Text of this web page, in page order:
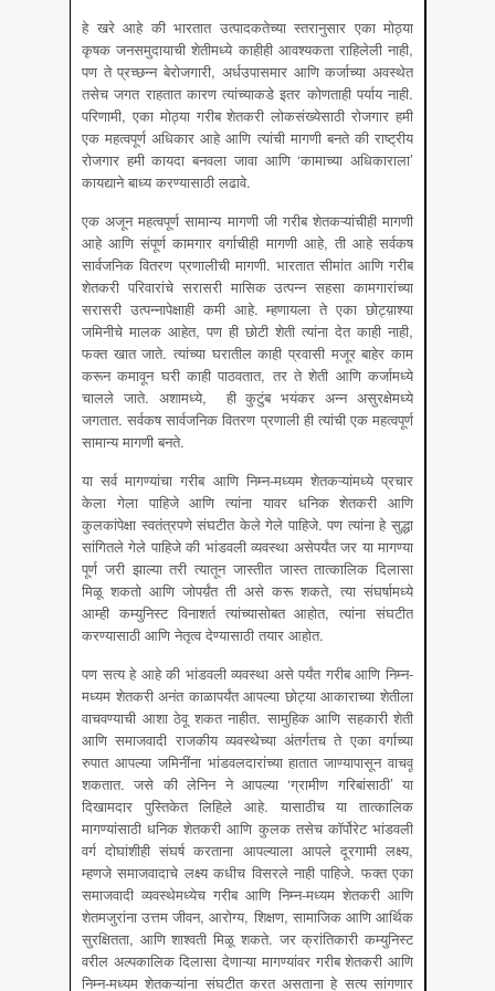
हे खरे आहे की भारतात उत्पादकतेच्या स्तरानुसार एका मोठ्या
कृषक जनसमुदायाची शेतीमध्ये काहीही आवश्यकता राहिलेली नाही,
पण ते प्रच्छन्न बेरोजगारी, अर्धउपासमार आणि कर्जाच्या अवस्थेत
तसेच जगत राहतात कारण त्यांच्याकडे इतर कोणताही पर्याय नाही.
परिणामी, एका मोठ्या गरीब शेतकरी लोकसंख्येसाठी रोजगार हमी
एक महत्वपूर्ण अधिकार आहे आणि त्यांची मागणी बनते की राष्ट्रीय
रोजगार हमी कायदा बनवला जावा आणि ‘कामाच्या अधिकाराला’
कायद्याने बाध्य करण्यासाठी लढावे.
एक अजून महत्वपूर्ण सामान्य मागणी जी गरीब शेतकऱ्यांचीही मागणी
आहे आणि संपूर्ण कामगार वर्गाचीही मागणी आहे, ती आहे सर्वकष
सार्वजनिक वितरण प्रणालीची मागणी. भारतात सीमांत आणि गरीब
शेतकरी परिवारांचे सरासरी मासिक उत्पन्न सहसा कामगारांच्या
सरासरी उत्पन्नापेक्षाही कमी आहे. म्हणायला ते एका छोट्य़ाश्या
जमिनीचे मालक आहेत, पण ही छोटी शेती त्यांना देत काही नाही,
फक्त खात जाते. त्यांच्या घरातील काही प्रवासी मजूर बाहेर काम
करून कमावून घरी काही पाठवतात, तर ते शेती आणि कर्जामध्ये
चालले जाते. अशामध्ये, ही कुटुंब भयंकर अन्न असुरक्षेमध्ये
जगतात. सर्वकष सार्वजनिक वितरण प्रणाली ही त्यांची एक महत्वपूर्ण
सामान्य मागणी बनते.
या सर्व मागण्यांचा गरीब आणि निम्न-मध्यम शेतकऱ्यांमध्ये प्रचार
केला गेला पाहिजे आणि त्यांना यावर धनिक शेतकरी आणि
कुलकांपेक्षा स्वतंत्रपणे संघटीत केले गेले पाहिजे. पण त्यांना हे सुद्धा
सांगितले गेले पाहिजे की भांडवली व्यवस्था असेपर्यंत जर या मागण्या
पूर्ण जरी झाल्या तरी त्यातून जास्तीत जास्त तात्कालिक दिलासा
मिळू शकतो आणि जोपर्य़ंत ती असे करू शकते, त्या संघर्षामध्ये
आम्ही कम्युनिस्ट विनाशर्त त्यांच्यासोबत आहोत, त्यांना संघटीत
करण्यासाठी आणि नेतृत्व देण्यासाठी तयार आहोत.
पण सत्य हे आहे की भांडवली व्यवस्था असे पर्यंत गरीब आणि निम्न-
मध्यम शेतकरी अनंत काळापर्यंत आपल्या छोट्या आकाराच्या शेतीला
वाचवण्याची आशा ठेवू शकत नाहीत. सामुहिक आणि सहकारी शेती
आणि समाजवादी राजकीय व्यवस्थेच्या अंतर्गतच ते एका वर्गाच्या
रुपात आपल्या जमिनींना भांडवलदारांच्या हातात जाण्यापासून वाचवू
शकतात. जसे की लेनिन ने आपल्या ‘ग्रामीण गरिबांसाठी’ या
दिखामदार पुस्तिकेत लिहिले आहे. यासाठीच या तात्कालिक
मागण्यांसाठी धनिक शेतकरी आणि कुलक तसेच कॉर्पोरेट भांडवली
वर्ग दोघांशीही संघर्ष करताना आपल्याला आपले दूरगामी लक्ष्य,
म्हणजे समाजवादाचे लक्ष्य कधीच विसरले नाही पाहिजे. फक्त एका
समाजवादी व्यवस्थेमध्येच गरीब आणि निम्न-मध्यम शेतकरी आणि
शेतमजुरांना उत्तम जीवन, आरोग्य, शिक्षण, सामाजिक आणि आर्थिक
सुरक्षितता, आणि शाश्वती मिळू शकते. जर क्रांतिकारी कम्युनिस्ट
वरील अल्पकालिक दिलासा देणाऱ्या मागण्यांवर गरीब शेतकरी आणि
निम्न-मध्यम शेतकऱ्यांना संघटीत करत असताना हे सत्य सांगणार